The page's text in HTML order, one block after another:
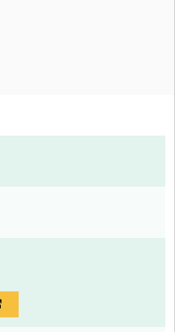
Externer Link